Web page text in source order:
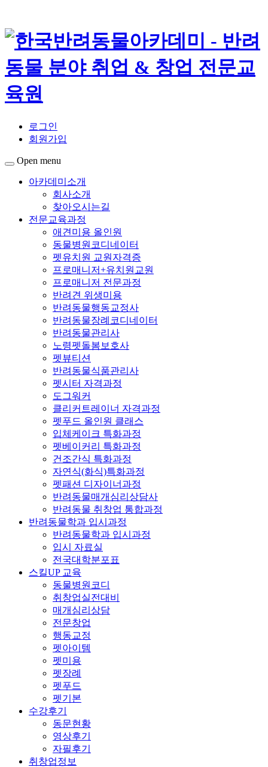
로그인
회원가입
Open menu
아카데미소개
회사소개
찾아오시는길
전문교육과정
애견미용 올인원
동물병원코디네이터
펫유치원 교원자격증
프로매니저+유치원교원
프로매니저 전문과정
반려견 위생미용
반려동물행동교정사
반려동물장례코디네이터
반려동물관리사
노령펫돌봄보호사
펫뷰티션
반려동물식품관리사
펫시터 자격과정
도그워커
클리커트레이너 자격과정
펫푸드 올인원 클래스
입체케이크 특화과정
펫베이커리 특화과정
건조간식 특화과정
자연식(화식)특화과정
펫패션 디자이너과정
반려동물매개심리상담사
반려동물 취창업 통합과정
반려동물학과 입시과정
반려동물학과 입시과정
입시 자료실
전국대학분포표
스킬UP 교육
동물병원코디
취창업실전대비
매개심리상담
전문창업
행동교정
펫아이템
펫미용
펫장례
펫푸드
펫기본
수강후기
동문현황
영상후기
자필후기
취창업정보